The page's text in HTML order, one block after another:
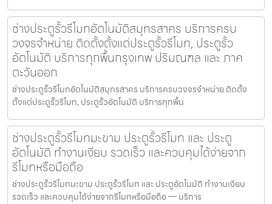
ช่างประตูรั้วรีโมทอัตโนมัติสมุทรสาคร บริการครบ
วงจรจำหน่าย ติดตั้งตั้งแต่ประตูรั้วรีโมท, ประตูรั้ว
อัตโนมัติ บริการทุกพื้นกรุงเทพ ปริมณฑล และ ภาค
ตะวันออก
ช่างประตูรั้วรีโมทอัตโนมัติสมุทรสาคร บริการครบวงจรจำหน่าย ติดตั้ง
ตั้งแต่ประตูรั้วรีโมท, ประตูรั้วอัตโนมัติ บริการทุกพื้น
ช่างประตูรั้วรีโมทมะขาม ประตูรั้วรีโมท และ ประตู
อัตโนมัติ ทำงานเงียบ รวดเร็ว และควบคุมได้ง่ายจาก
รีโมทหรือมือถือ
ช่างประตูรั้วรีโมทมะขาม ประตูรั้วรีโมท และ ประตูอัตโนมัติ ทำงานเงียบ
รวดเร็ว และควบคุมได้ง่ายจากรีโมทหรือมือถือ — บริการ